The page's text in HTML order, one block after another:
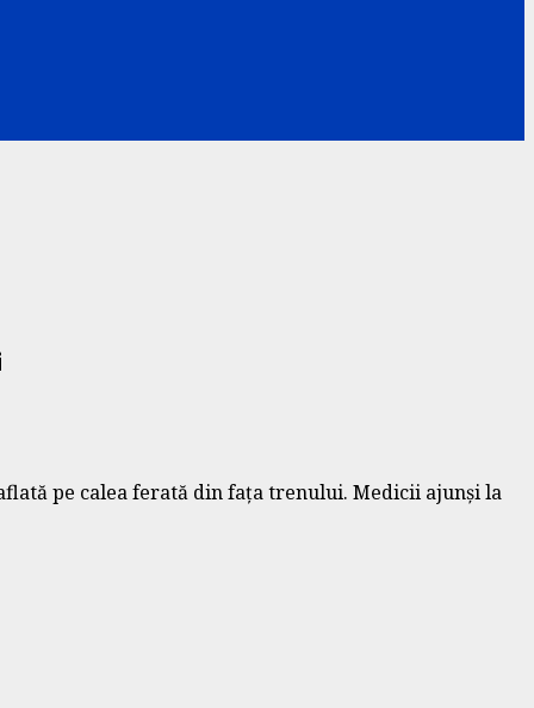
pe calea ferată din fața trenului. Medicii ajunși la